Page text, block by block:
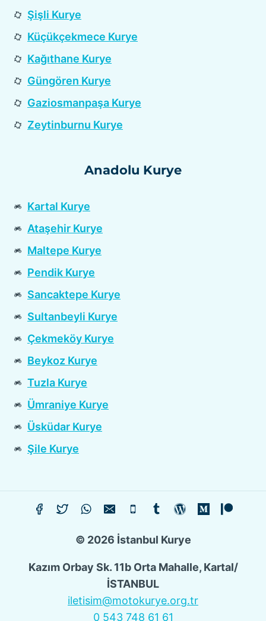
Şişli Kurye
Küçükçekmece Kurye
Kağıthane Kurye
Güngören Kurye
Gaziosmanpaşa Kurye
Zeytinburnu Kurye
Anadolu Kurye
Kartal Kurye
Ataşehir Kurye
Maltepe Kurye
Pendik Kurye
Sancaktepe Kurye
Sultanbeyli Kurye
Çekmeköy Kurye
Beykoz Kurye
Tuzla Kurye
Ümraniye Kurye
Üsküdar Kurye
Şile Kurye
© 2026 İstanbul Kurye
Kazım Orbay Sk. 11b Orta Mahalle, Kartal/
İSTANBUL
iletisim@motokurye.org.tr
0 543 748 61 61